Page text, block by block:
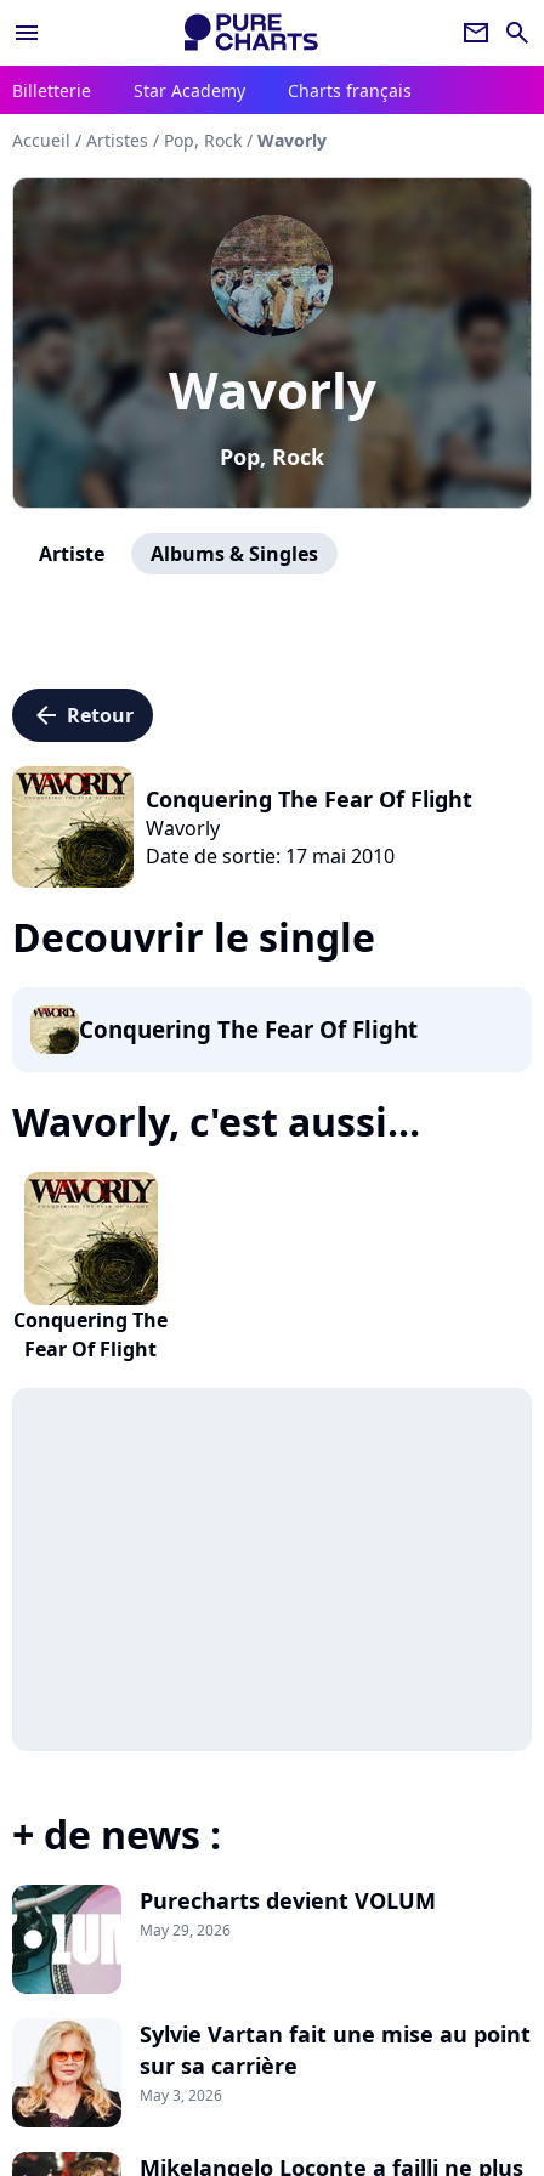
menu newsletter search
Billetterie Star Academy Charts français
Accueil / Artistes / Pop, Rock / Wavorly
Wavorly
Pop, Rock
Artiste Albums & Singles
arrow_left Retour
Conquering The Fear Of Flight
Wavorly
Date de sortie: 17 mai 2010
Decouvrir le single
Conquering The Fear Of Flight
Wavorly, c'est aussi...
Conquering The
Fear Of Flight
+ de news :
Purecharts devient VOLUM
May 29, 2026
Sylvie Vartan fait une mise au point
sur sa carrière
May 3, 2026
Mikelangelo Loconte a failli ne plus